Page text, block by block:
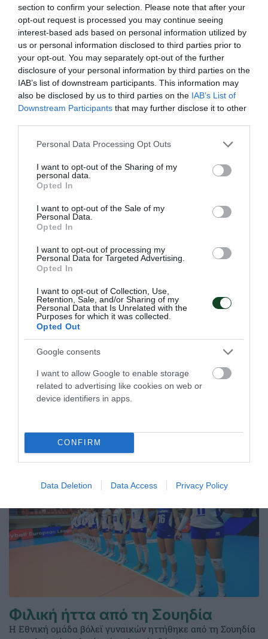
section to confirm your selection. Please note that after your
opt-out request is processed you may continue seeing
interest-based ads based on personal information utilized by
us or personal information disclosed to third parties prior to
your opt-out. You may separately opt-out of the further
disclosure of your personal information by third parties on the
IAB’s list of downstream participants. This information may
also be disclosed by us to third parties on the IAB’s List of
Downstream Participants that may further disclose it to other
Please note that this website/app uses one or more Google
not limited to your visit or usage behaviour. You may click to
grant or deny consent to Google and its third-party tags to
use your data for below specified purposes in below Google
consent section.
Personal Data Processing Opt Outs
I want to opt-out of the Sharing of my
personal data.
Opted In
I want to opt-out of the Sale of my
Personal Data.
Opted In
I want to opt-out of processing my
Personal Data for Targeted Advertising.
Opted In
I want to opt-out of Collection, Use,
Retention, Sale, and/or Sharing of my
Personal Data that Is Unrelated with the
Purposes for which it was collected.
Opted Out
Google consents
I want to allow Google to enable storage
related to advertising like cookies on web or
device identifiers in apps.
CONFIRM
Data Deletion Data Access Privacy Policy
ΤΕΛΕΥΤΑΙΑ ΝΕΑ
Στον τελικό του Παγκοσμίου
πρωταθλήματος ο Κουλούρης
Ο Αρσένης Κουλούρης πραγματοποίησε πολύ καλή
εμφάνιση στον προκριματικό του μήκους στο Παγκόσμιο
πρωτάθλημα Κ20 του Όρεγκον.
Φιλική ήττα από τη Σουηδία
Η Εθνική ομάδα βόλεϊ γυναικών ηττήθηκε από τη Σουηδία